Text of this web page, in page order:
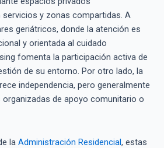
y zonas compartidas. A
geriátricos, donde la atención es
y orientada al cuidado
fomenta la participación activa de
de su entorno. Por otro lado, la
independencia, pero generalmente
de apoyo comunitario o
la Administración Residencial, estas